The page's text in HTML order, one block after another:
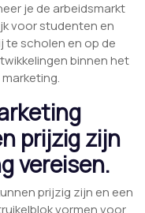
je de arbeidsmarkt
voor studenten en
te scholen en op de
binnen het
prijzig zijn
vereisen.
prijzig zijn en een
vormen voor